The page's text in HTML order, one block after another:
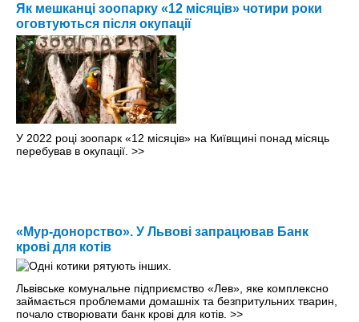
Як мешканці зоопарку «12 місяців» чотири роки
оговтуються після окупації
У 2022 році зоопарк «12 місяців» на Київщині понад місяць
перебував в окупації. >>
«Мур-донорство». У Львові запрацював Банк
крові для котів
Львівське комунальне підприємство «Лев», яке комплексно
займається проблемами домашніх та безпритульних тварин,
почало створювати банк крові для котів. >>